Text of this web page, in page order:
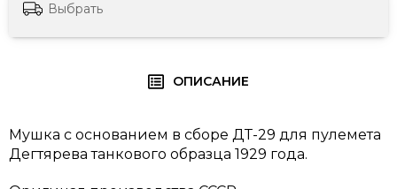
Выбрать
ОПИСАНИЕ
Мушка с основанием в сборе ДТ-29 для пулемета
Дегтярева танкового образца 1929 года.